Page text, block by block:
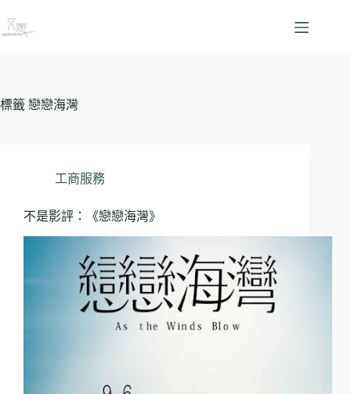
至
容
標籤 戀戀海灣
工商服務
不是影評：《戀戀海灣》